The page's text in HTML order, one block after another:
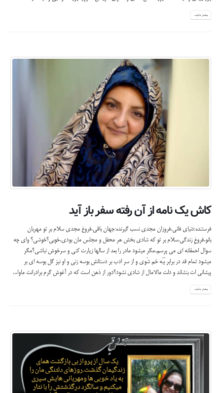
بیشتر بدانید...
کاش یک نامه از آن رفته سفر باز آید
فرستنده:دنیای فانی.فروزان مجدی نسب گیرنده:جهان باقی.فروغ مجدی سلام بر تو مهربان
بانو.فروغِ زندگی.سلام بر تو که شادی بخش هر محفل و مجلس مان بودی.خوبی؟خوشی؟ وای چه
سوال احمقانه ای می پرسم.مگر میشود مادر را بعد از سالها زیارت کنی و سرخوش نباشی؟مگر
میشود تمام قد در برابر بَبَه خم شَوی و از سر ادب بر دستانش بوسه زنی و او نیز گل بوسه ای بر
پیشانی ات بنشاند و دلت مالامال از شادی نشود؟دور از ذهن است که در آغوش گرم برادرانت ماوا...
بیشتر بدانید...